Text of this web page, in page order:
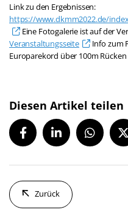
Link zu den Ergebnissen:
https://www.dkmm2022.de/
Eine Fotogalerie ist auf der
Veranstaltungsseite
Info zum
Europarekord über 100m Rücken
Diesen Artikel teilen
Zurück